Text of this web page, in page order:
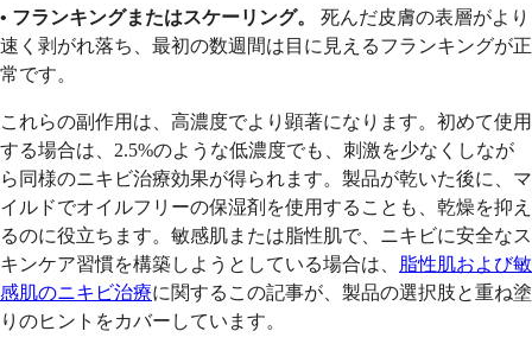
• フランキングまたはスケーリング。
死んだ皮膚の表層がより
速く剥がれ落ち、最初の数週間は目に見えるフランキングが正
常です。
これらの副作用は、高濃度でより顕著になります。初めて使用
する場合は、2.5%のような低濃度でも、刺激を少なくしなが
ら同様のニキビ治療効果が得られます。製品が乾いた後に、マ
イルドでオイルフリーの保湿剤を使用することも、乾燥を抑え
るのに役立ちます。敏感肌または脂性肌で、ニキビに安全なス
キンケア習慣を構築しようとしている場合は、
脂性肌および敏
感肌のニキビ治療に関するこの記事が、製品の選択肢と重ね塗
りのヒントをカバーしています。